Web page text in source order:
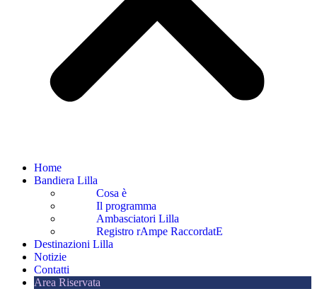
Home
Bandiera Lilla
Cosa è
Il programma
Ambasciatori Lilla
Registro rAmpe RaccordatE
Destinazioni Lilla
Notizie
Contatti
Area Riservata